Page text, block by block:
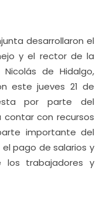
desarrollaron el
y el rector de la
de Hidalgo,
este jueves 21 de
por parte del
contar con recursos
importante del
pago de salarios y
trabajadores y